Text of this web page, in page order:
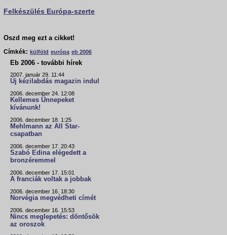
Felkészülés Európa-szerte
Oszd meg ezt a cikket!
Címkék: külföld európa eb 2006
Eb 2006 - további hírek
2007. január 29. 11:44
Új kézilabdás magazin indul
2006. december 24. 12:08
Kellemes Ünnepeket
kívánunk!
2006. december 18. 1:25
Mehlmann az All Star-
csapatban
2006. december 17. 20:43
Szabó Edina elégedett a
bronzéremmel
2006. december 17. 15:01
A franciák voltak a jobbak
2006. december 16. 18:30
Norvégia megvédheti címét
2006. december 16. 15:53
Nincs meglepetés: döntősök
az oroszok